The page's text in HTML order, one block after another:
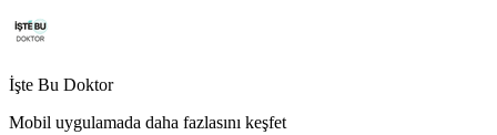
İşte Bu Doktor
Mobil uygulamada daha fazlasını keşfet